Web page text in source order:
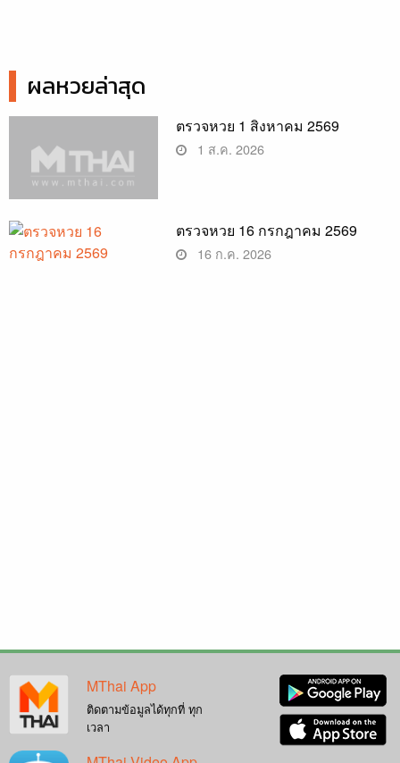
ผลหวยล่าสุด
ตรวจหวย 1 สิงหาคม 2569
1 ส.ค. 2026
ตรวจหวย 16 กรกฎาคม 2569
16 ก.ค. 2026
MThai App
ติดตามข้อมูลได้ทุกที่ ทุก
เวลา